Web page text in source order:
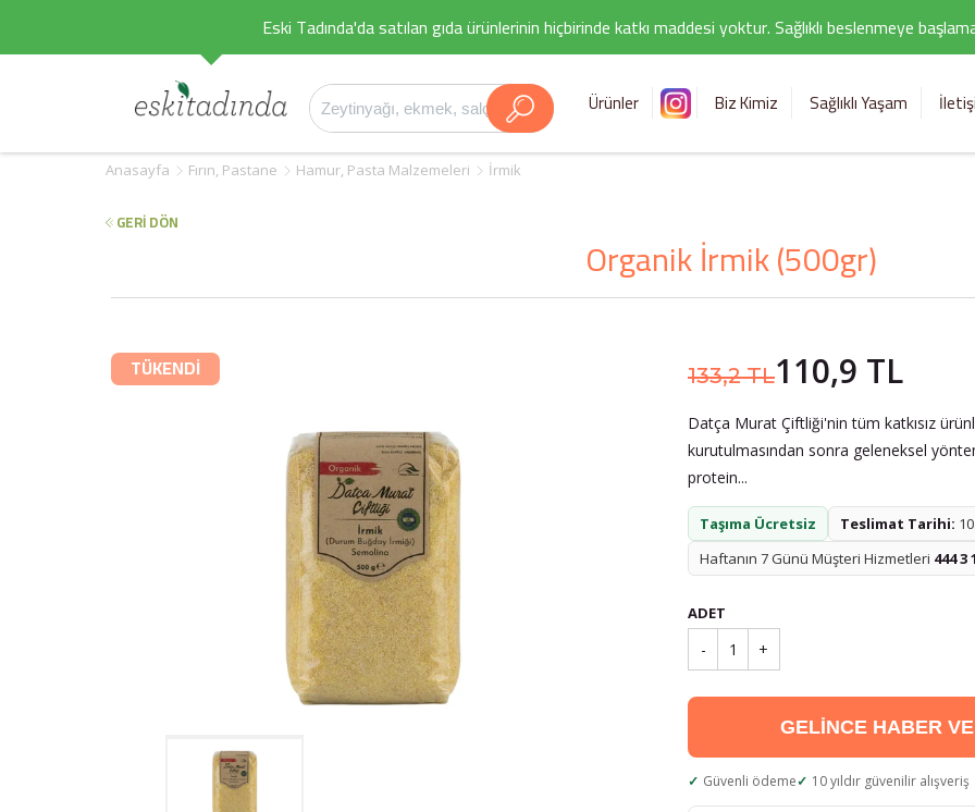
Eski Tadında'da satılan gıda ürünlerinin hiçbirinde katkı maddesi yoktur. Sağlıklı beslenmeye
Ürünler Biz Kimiz Sağlıklı Yaşam
Anasayfa Fırın, Pastane Hamur, Pasta Malzemeleri İrmik
GERİ DÖN
Organik İrmik (500gr)
TÜKENDİ 133,2 TL110,9 TL
Datça Murat Çiftliği'nin tüm katkısız
kurutulmasından sonra geleneksel
protein...
Taşıma Ücretsiz Teslimat Tarihi:
Haftanın 7 Günü Müşteri Hizmetleri 444 3
ADET
- 1 +
GELİNCE HABER
Güvenli ödeme 10 yıldır güvenilir alışveriş